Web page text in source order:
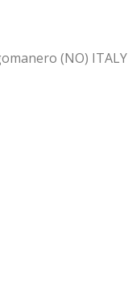
(NO) ITALY